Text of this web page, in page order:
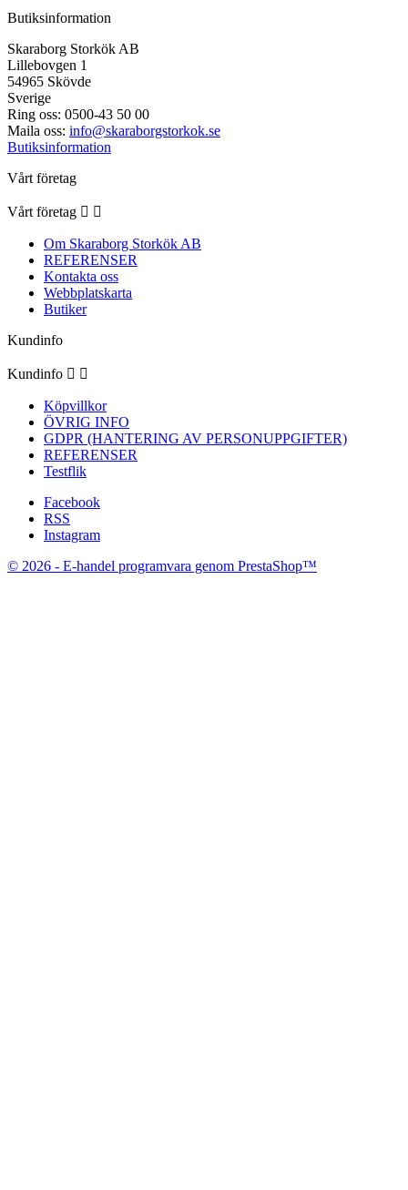
Butiksinformation
Skaraborg Storkök AB
Lillebovgen 1
54965 Skövde
Sverige
Ring oss: 0500-43 50 00
Maila oss: info@skaraborgstorkok.se
Butiksinformation
Vårt företag
Vårt företag  
Om Skaraborg Storkök AB
REFERENSER
Kontakta oss
Webbplatskarta
Butiker
Kundinfo
Kundinfo  
Köpvillkor
ÖVRIG INFO
GDPR (HANTERING AV PERSONUPPGIFTER)
REFERENSER
Testflik
Facebook
RSS
Instagram
© 2026 - E-handel programvara genom PrestaShop™